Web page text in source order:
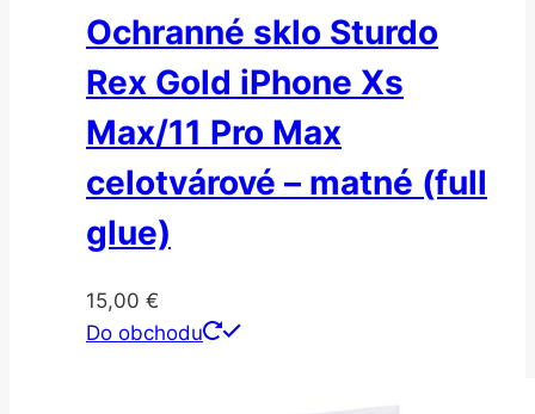
Ochranné sklo Sturdo
Rex Gold iPhone Xs
Max/11 Pro Max
celotvárové – matné (full
glue)
15,00 €
Do obchodu